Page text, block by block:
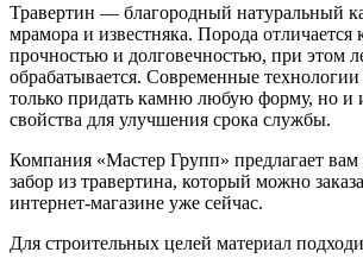
Травертин — благородный натуральный
мрамора и известняка. Порода отличается
прочностью и долговечностью, при этом
обрабатывается. Современные
только придать камню любую форму, но и
свойства для улучшения срока службы.
Компания «Мастер Групп» предлагает
забор из травертина, который можно
интернет-магазине уже сейчас.
Для строительных целей материал